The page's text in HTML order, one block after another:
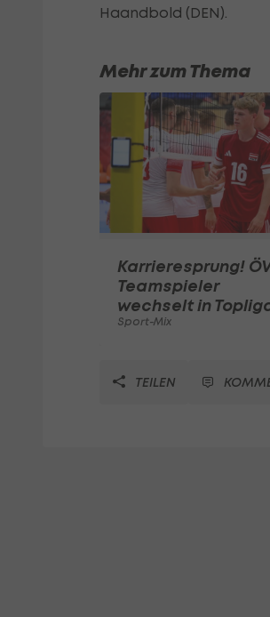
Haandbold (DEN).
Mehr zum Thema
Karrieresprung!
Teamspieler
wechselt in
Sport-Mix
TEILEN